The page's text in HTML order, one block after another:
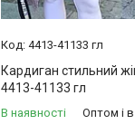
4413-41133 гл
Кардиган стильний
4413-41133 гл
В наявності Оптом і